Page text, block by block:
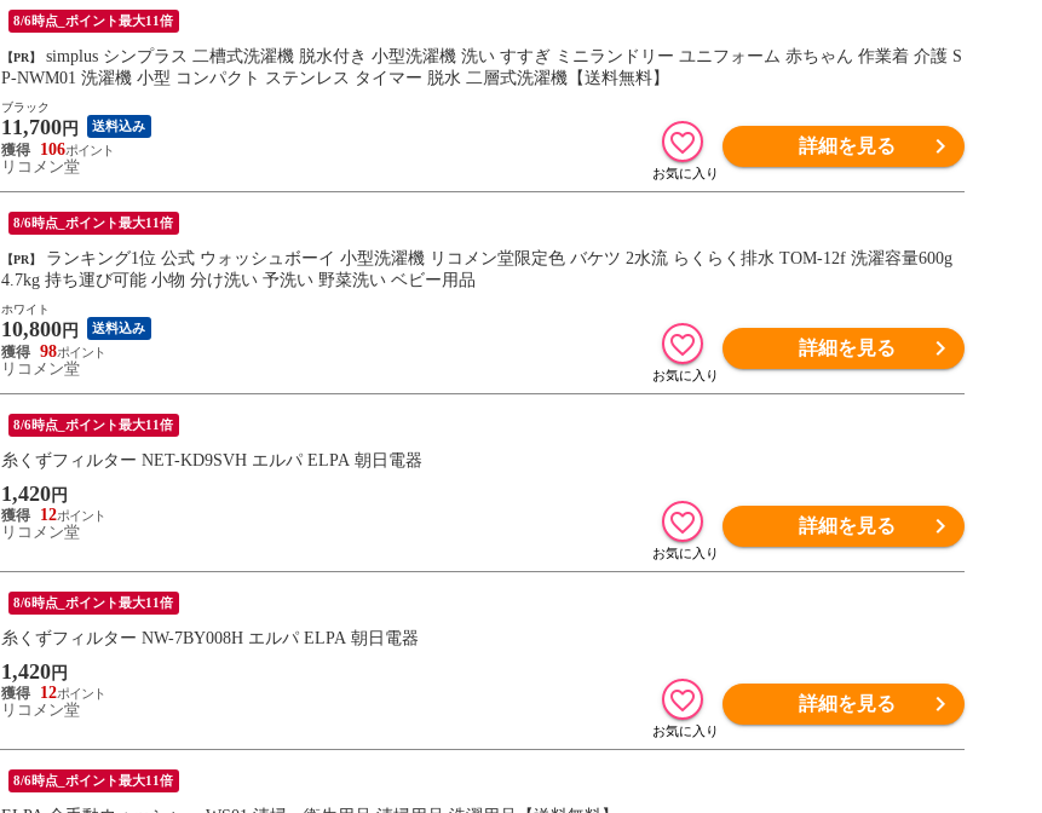
8/6時点_ポイント最大11倍
【PR】
P-NWM01 洗濯機 小型 コンパクト ステンレス タイマー 脱水 二層式洗濯機【送料無料】
ブラック
11,700 円 送料込み
106
リコメン堂
詳細を見る
8/6時点_ポイント最大11倍
【PR】
4.7kg 持ち運び可能 小物 分け洗い 予洗い 野菜洗い ベビー用品
ホワイト
10,800 円 送料込み
98
リコメン堂
詳細を見る
8/6時点_ポイント最大11倍
糸くずフィルター NET-KD9SVH エルパ ELPA 朝日電器
1,420 円
12
リコメン堂
詳細を見る
8/6時点_ポイント最大11倍
糸くずフィルター NW-7BY008H エルパ ELPA 朝日電器
1,420 円
12
リコメン堂
詳細を見る
8/6時点_ポイント最大11倍